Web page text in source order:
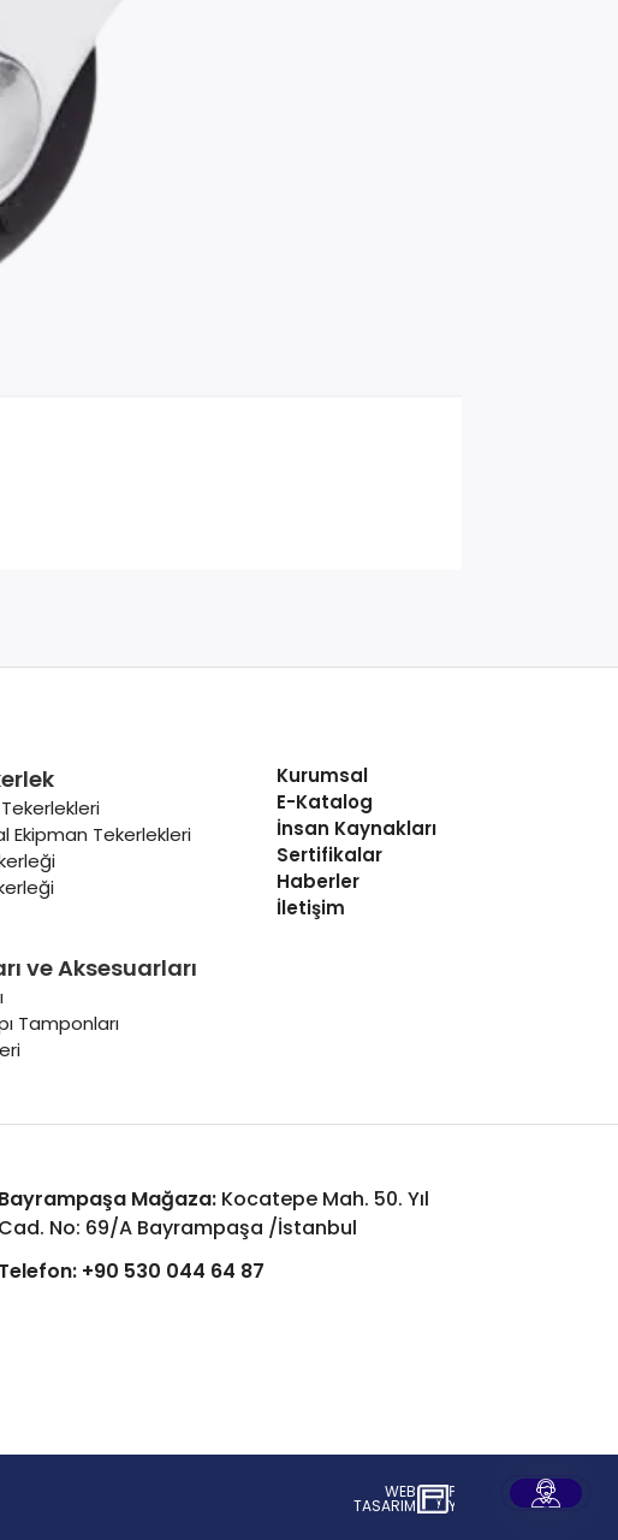
Ekipman Tekerlekleri
ve Aksesuarları
Tamponları
Kurumsal
E-Katalog
İnsan Kaynakları
Sertifikalar
Haberler
İletişim
Bayrampaşa Mağaza:Kocatepe Mah. 50. Yıl
Cad. No: 69/A Bayrampaşa /İstanbul
Telefon:+90 530 044 64 87
WEB
TASARIM
İSTANBUL WEB TASARIM AJANSI -